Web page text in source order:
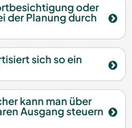
oder
der Planung durch
sich so ein
kann man über
Ausgang steuern